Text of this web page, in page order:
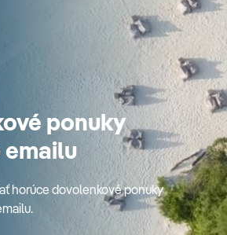
ponuky
emailu
horúce dovolenkové ponuky